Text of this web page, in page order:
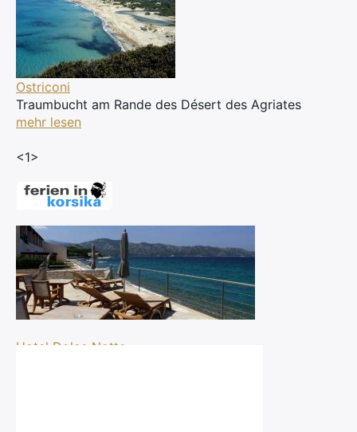
Ostriconi
Traumbucht am Rande des Désert des Agriates
mehr lesen
<1>
Hotel Dolce Notte